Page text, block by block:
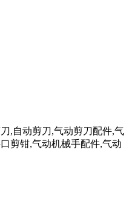
,自动剪刀,气动剪刀配件,气
剪钳,气动机械手配件,气动